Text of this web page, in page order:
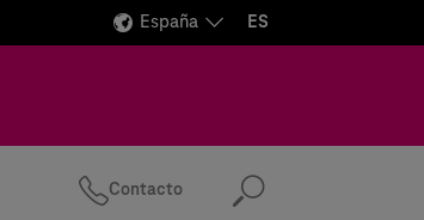
España ES
Contacto Buscar